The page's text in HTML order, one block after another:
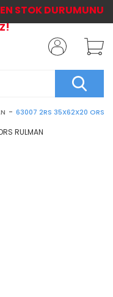
63007 2RS 35X62X20 ORS
STOK DURUMUNU